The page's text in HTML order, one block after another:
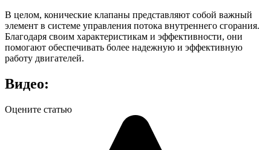
В целом, конические клапаны представляют собой важный
элемент в системе управления потока внутреннего сгорания.
Благодаря своим характеристикам и эффективности, они
помогают обеспечивать более надежную и эффективную
работу двигателей.
Видео:
Оцените статью